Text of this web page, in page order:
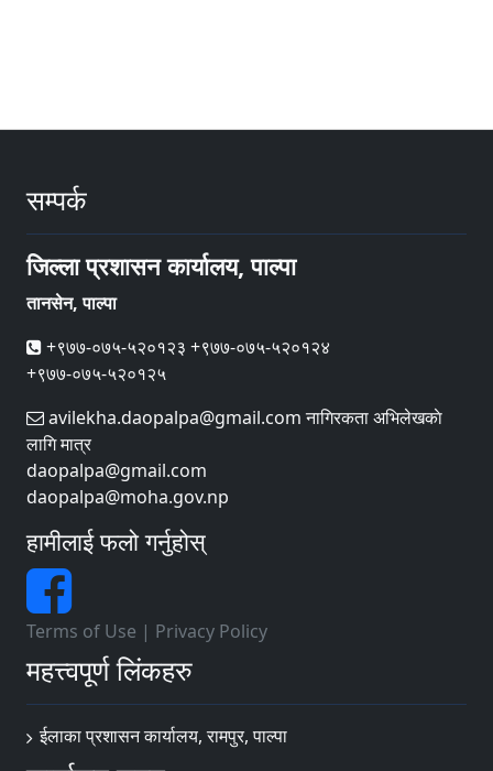
सम्पर्क
जिल्ला प्रशासन कार्यालय, पाल्पा
तानसेन, पाल्पा
+९७७-०७५-५२०१२३ +९७७-०७५-५२०१२४
+९७७-०७५-५२०१२५
avilekha.daopalpa@gmail.com नागिरकता अभिलेखकाे
लागि मात्र
daopalpa@gmail.com
daopalpa@moha.gov.np
हामीलाई फलो गर्नुहोस्
Terms of Use | Privacy Policy
महत्त्वपूर्ण लिंकहरु
ईलाका प्रशासन कार्यालय, रामपुर, पाल्पा